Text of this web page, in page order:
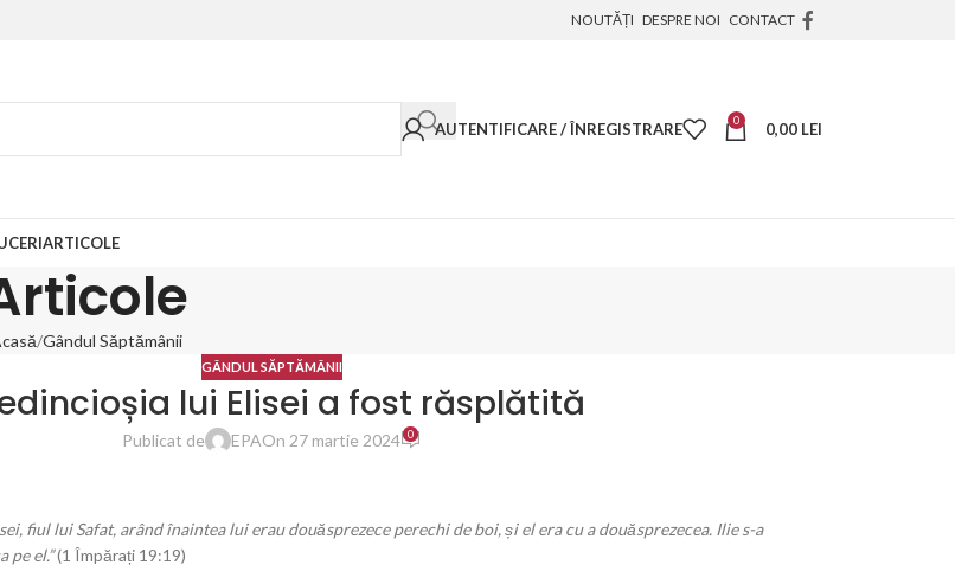
NOUTĂȚI DESPRE NOI CONTACT
AUTENTIFICARE / ÎNREGISTRARE 0 0,00 LEI
ARTICOLE
Gândul Săptămânii
GÂNDUL SĂPTĂMÂNII
lui Elisei a fost răsplătită
Publicat de EPAOn 27 martie 2024 0
fiul lui Safat, arând înaintea lui erau douăsprezece perechi de boi, și el era cu a douăsprezecea. Ilie s-a
pe el.”(1 Împărați 19:19)